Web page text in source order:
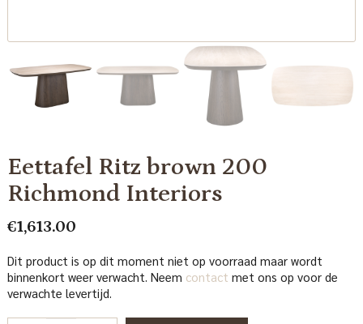
Eettafel Ritz brown 200
Richmond Interiors
€1,613.00
Dit product is op dit moment niet op voorraad maar wordt
binnenkort weer verwacht. Neem contact met ons op voor de
verwachte levertijd.